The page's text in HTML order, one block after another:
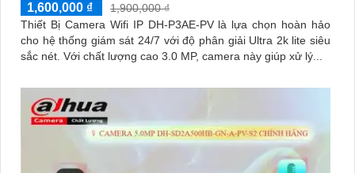
1,600,000 ₫
1,900,000 ₫
Thiết Bị Camera Wifi IP DH-P3AE-PV là lựa chọn hoàn hảo
cho hệ thống giám sát 24/7 với độ phân giải Ultra 2k lite siêu
sắc nét. Với chất lượng cao 3.0 MP, camera này giúp xử lý...